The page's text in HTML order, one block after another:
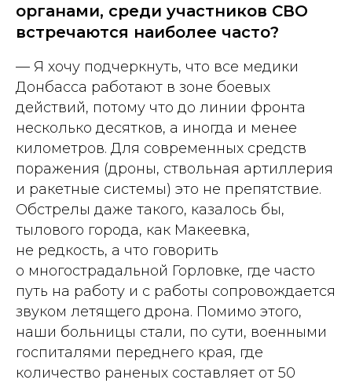
органами, среди участников СВО
встречаются наиболее часто?
— Я хочу подчеркнуть, что все медики
Донбасса работают в зоне боевых
действий, потому что до линии фронта
несколько десятков, а иногда и менее
километров. Для современных средств
поражения (дроны, ствольная артиллерия
и ракетные системы) это не препятствие.
Обстрелы даже такого, казалось бы,
тылового города, как Макеевка,
не редкость, а что говорить
о многострадальной Горловке, где часто
путь на работу и с работы сопровождается
звуком летящего дрона. Помимо этого,
наши больницы стали, по сути, военными
госпиталями переднего края, где
количество раненых составляет от 50